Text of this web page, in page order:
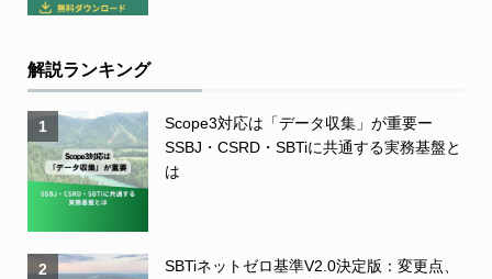
解説ランキング
1
Scope3対応は「データ収集」が重要ー
SSBJ・CSRD・SBTiに共通する実務基盤と
は
2
SBTiネットゼロ基準V2.0決定版：変更点、